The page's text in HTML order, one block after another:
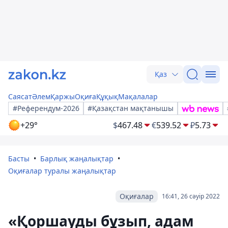
Қаз
СаясатӘлемҚаржыОқиғаҚұқықМақалалар
#Референдум-2026
#Қазақстан мақтанышы
+29° $467.48 €539.52 ₽5.73
Басты
Барлық жаңалықтар
Оқиғалар туралы жаңалықтар
16:41, 26 сәуір 2022
Оқиғалар
«Қоршауды бұзып, адам